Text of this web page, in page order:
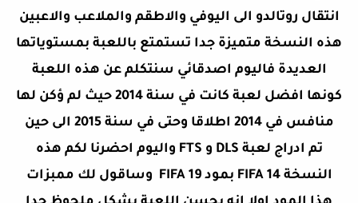
انتقال روتالدو الى اليوفي والاطقم والملاعب والاعبين
هذه النسخة متميزة جدا تستمتع باللعبة بمستوياتها
العديدة فاليوم اصدقائي سنتكلم عن هذه اللعبة
كونها افضل لعبة كانت في سنة 2014 حيث لم ؤكن لها
منافس في 2014 اطلاقا وحتى في سنة 2015 الى حين
تم ادراج لعبة DLS و FTS واليوم احضرنا لكم هذه
النسخة FIFA 14 بمود FIFA 19 وساقول لك ممبزات